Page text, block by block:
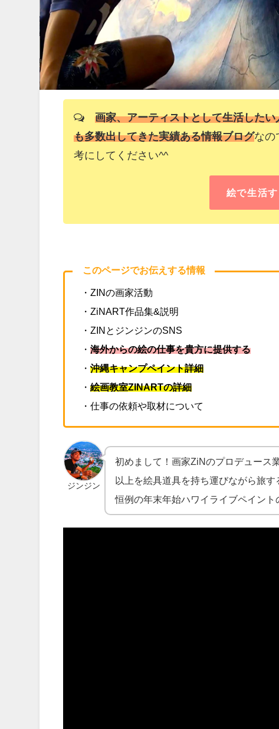
画家、アーティストとして生活したい
も多数出してきた実績ある情報ブログなの
考にしてください^^
絵で生活
このページでお伝えする情報
・ZINの画家活動
・ZiNART作品集&説明
・ZINとジンジンのSNS
・海外からの絵の仕事を貴方に提供する
・沖縄キャンプペイント詳細
・絵画教室ZINARTの詳細
・仕事の依頼や取材について
ジンジン
初めまして！画家ZiNのプロデュース
以上を絵具道具を持ち運びながら旅
恒例の年末年始ハワイライブペイント